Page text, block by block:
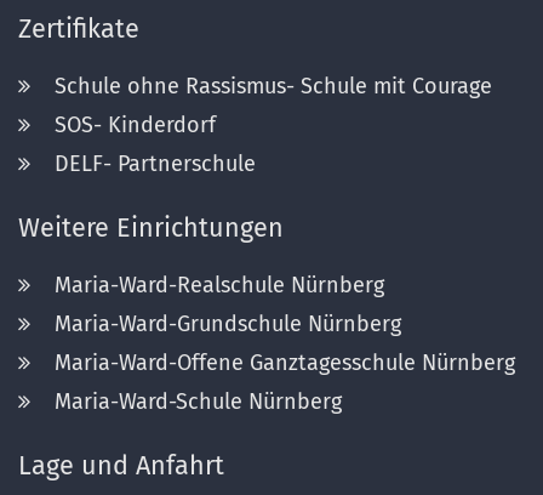
Zertifikate
Schule ohne Rassismus- Schule mit Courage
SOS- Kinderdorf
DELF- Partnerschule
Weitere Einrichtungen
Maria-Ward-Realschule Nürnberg
Maria-Ward-Grundschule Nürnberg
Maria-Ward-Offene Ganztagesschule Nürnberg
Maria-Ward-Schule Nürnberg
Lage und Anfahrt